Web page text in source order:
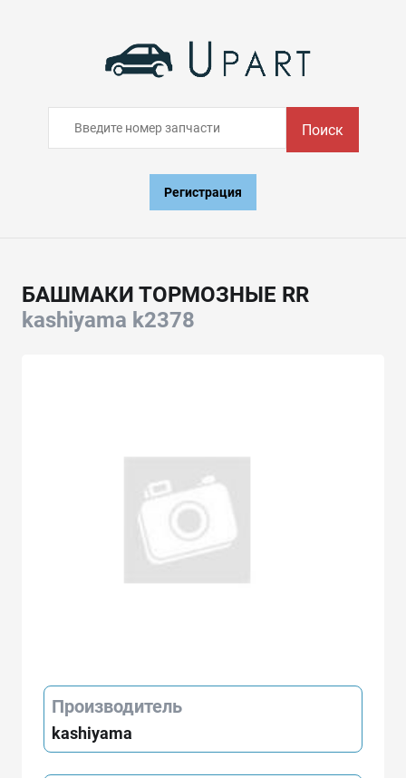
Поиск
Регистрация
БАШМАКИ ТОРМОЗНЫЕ RR
kashiyama k2378
Производитель
kashiyama